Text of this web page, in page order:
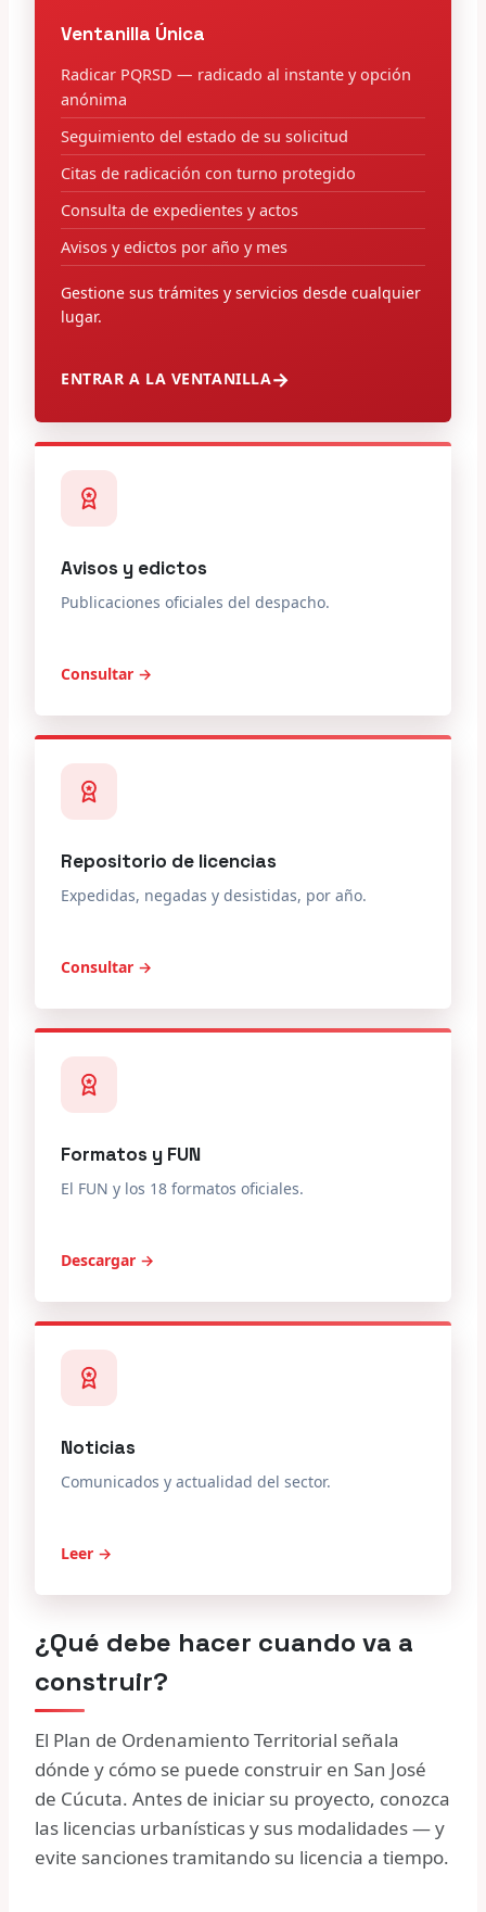
Ventanilla Única
Radicar PQRSD — radicado al instante y opción
anónima
Seguimiento del estado de su solicitud
Citas de radicación con turno protegido
Consulta de expedientes y actos
Avisos y edictos por año y mes
Gestione sus trámites y servicios desde cualquier
lugar.
ENTRAR A LA VENTANILLA
Avisos y edictos
Publicaciones oficiales del despacho.
Consultar →
Repositorio de licencias
Expedidas, negadas y desistidas, por año.
Consultar →
Formatos y FUN
El FUN y los 18 formatos oficiales.
Descargar →
Noticias
Comunicados y actualidad del sector.
Leer →
¿Qué debe hacer cuando va a
construir?
El Plan de Ordenamiento Territorial señala
dónde y cómo se puede construir en San José
de Cúcuta. Antes de iniciar su proyecto, conozca
las licencias urbanísticas y sus modalidades — y
evite sanciones tramitando su licencia a tiempo.